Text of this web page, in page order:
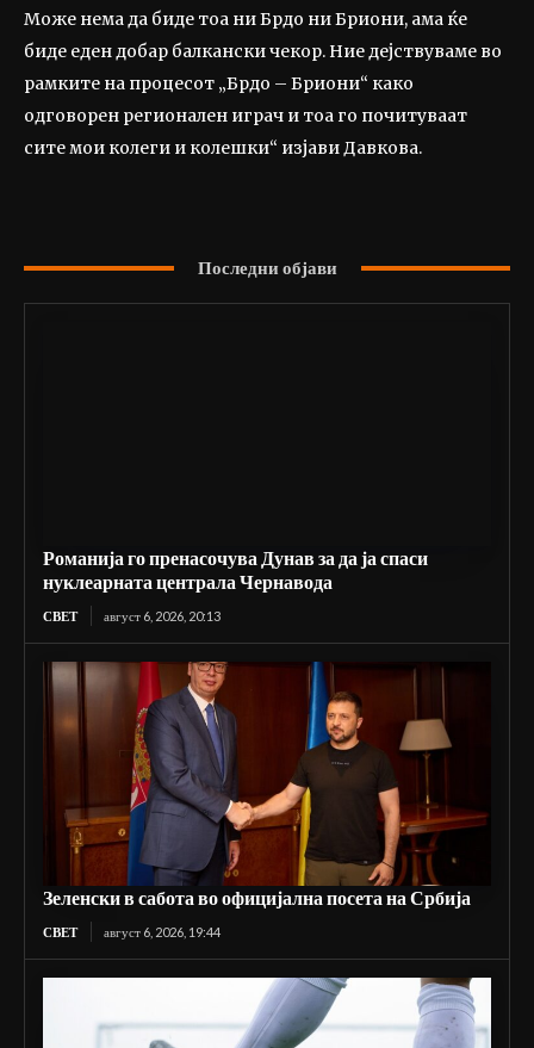
Може нема да биде тоа ни Брдо ни Бриони, ама ќе
биде еден добар балкански чекор. Ние дејствуваме во
рамките на процесот „Брдо – Бриони“ како
одговорен регионален играч и тоа го почитуваат
сите мои колеги и колешки“ изјави Давкова.
Последни објави
Романија го пренасочува Дунав за да ја спаси
нуклеарната централа Чернавода
СВЕТ август 6, 2026, 20:13
Зеленски в сабота во официјална посета на Србија
СВЕТ август 6, 2026, 19:44